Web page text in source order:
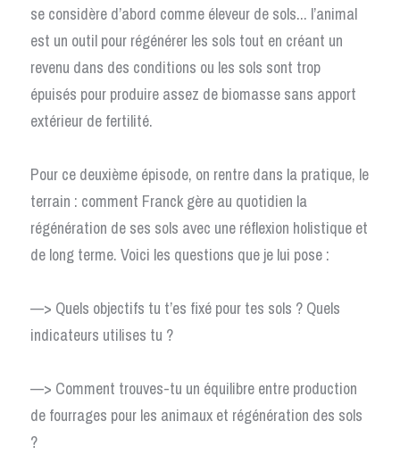
se considère d’abord comme éleveur de sols... l’animal
est un outil pour régénérer les sols tout en créant un
revenu dans des conditions ou les sols sont trop
épuisés pour produire assez de biomasse sans apport
extérieur de fertilité.
Pour ce deuxième épisode, on rentre dans la pratique, le
terrain : comment Franck gère au quotidien la
régénération de ses sols avec une réflexion holistique et
de long terme. Voici les questions que je lui pose :
—> Quels objectifs tu t’es fixé pour tes sols ? Quels
indicateurs utilises tu ?
—> Comment trouves-tu un équilibre entre production
de fourrages pour les animaux et régénération des sols
?